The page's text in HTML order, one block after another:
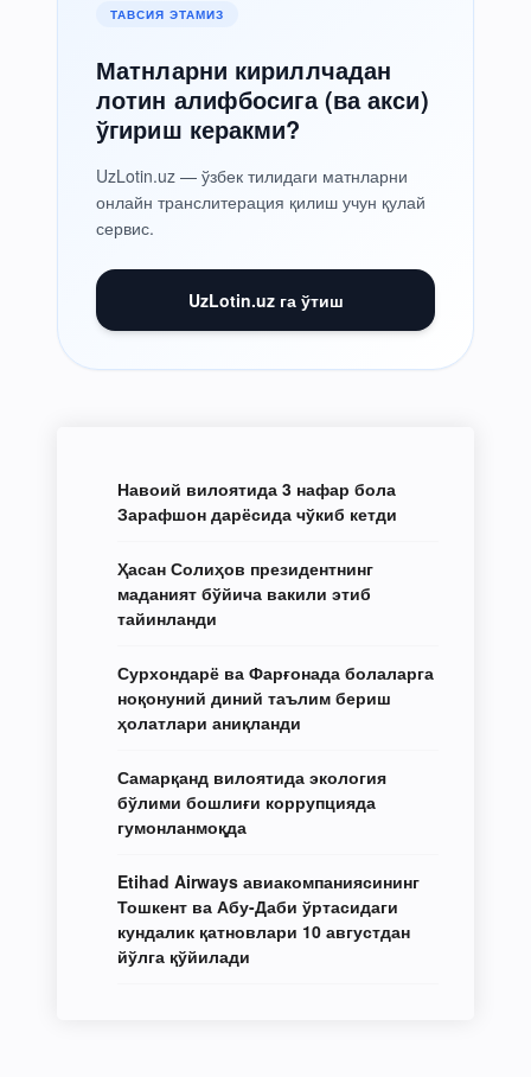
ТАВСИЯ ЭТАМИЗ
Матнларни кириллчадан
лотин алифбосига (ва акси)
ўгириш керакми?
UzLotin.uz — ўзбек тилидаги матнларни
онлайн транслитерация қилиш учун қулай
сервис.
UzLotin.uz га ўтиш
Навоий вилоятида 3 нафар бола
Зарафшон дарёсида чўкиб кетди
Ҳасан Солиҳов президентнинг
маданият бўйича вакили этиб
тайинланди
Сурхондарё ва Фарғонада болаларга
ноқонуний диний таълим бериш
ҳолатлари аниқланди
Самарқанд вилоятида экология
бўлими бошлиғи коррупцияда
гумонланмоқда
Etihad Airways авиакомпаниясининг
Тошкент ва Абу-Даби ўртасидаги
кундалик қатновлари 10 августдан
йўлга қўйилади